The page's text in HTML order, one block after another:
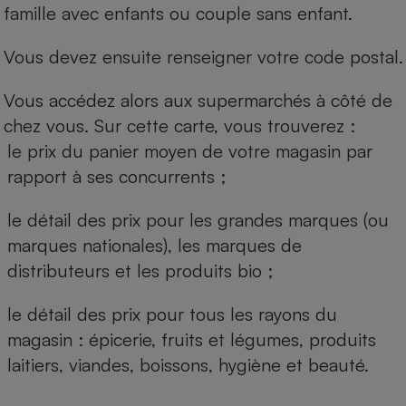
famille avec enfants ou couple sans enfant.
Vous devez ensuite renseigner votre code postal.
Vous accédez alors aux supermarchés à côté de
chez vous. Sur cette carte, vous trouverez :
le prix du panier moyen de votre magasin par
rapport à ses concurrents ;
le détail des prix pour les grandes marques (ou
marques nationales), les marques de
distributeurs et les produits bio ;
le détail des prix pour tous les rayons du
magasin : épicerie, fruits et légumes, produits
laitiers, viandes, boissons, hygiène et beauté.